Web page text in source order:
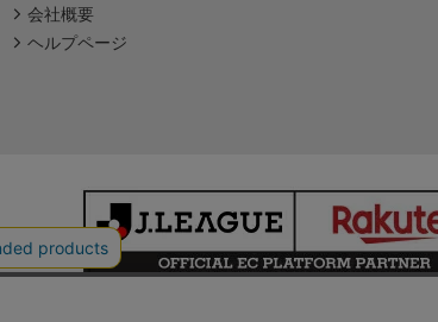
会社概要
ヘルプページ